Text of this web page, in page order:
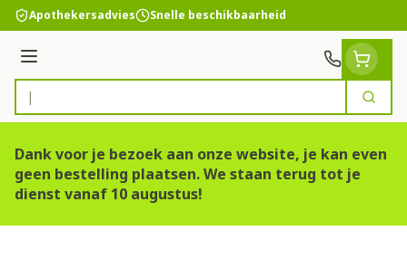
Ga naar de inhoud
Apothekersadvies Snelle beschikbaarheid
Menu
Product, merk, categorie...
Zoek
Dank voor je bezoek aan onze website, je kan even
geen bestelling plaatsen. We staan terug tot je
dienst vanaf 10 augustus!